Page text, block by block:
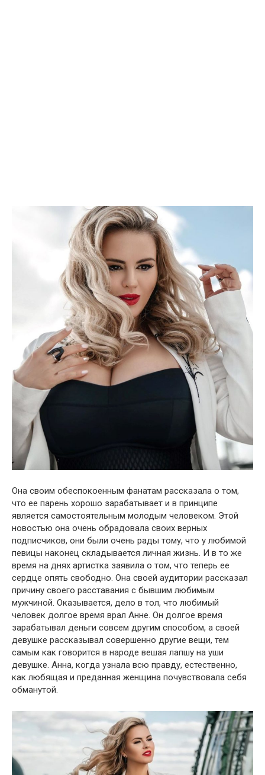
Она своим обеспокоенным фанатам рассказала о том,
что ее парень хорошо зарабатывает и в принципе
является самостоятельным молодым человеком. Этой
новостью она очень обрадовала своих верных
подписчиков, они были очень рады тому, что у любимой
певицы наконец складывается личная жизнь. И в то же
время на днях артистка заявила о том, что теперь ее
сердце опять свободно. Она своей аудитории рассказал
причину своего расставания с бывшим любимым
мужчиной. Оказывается, дело в тол, что любимый
человек долгое время врaл Анне. Он долгое время
зарабатывал деньги совсем другим способом, а своей
девушке рассказывал совершенно другие вещи, тем
самым как говорится в народе вешая лапшу на уши
девушке. Анна, когда узнала всю правду, естественно,
как любящая и преданная женщина почувствовала себя
обмaнутой.